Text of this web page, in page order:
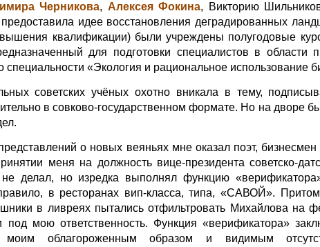
Черникова, Алексея Фокина, Викторию
идее восстановления деградированных
квалификации) были учреждены полугодовые
для подготовки специалистов в области
«Экология и рациональное использование
советских учёных охотно вникала в тему,
в совково-государственном формате. Но на дворе
о новых веяньях мне оказал поэт, бизнесмен
меня на должность вице-президента советско-
делал, но изредка выполнял функцию
в ресторанах вип-класса, типа, «САВОЙ».
в ливреях пытались отфильтровать Михайлова на
под мою ответственность. Функция «верификатора»
облагороженным образом и видимым